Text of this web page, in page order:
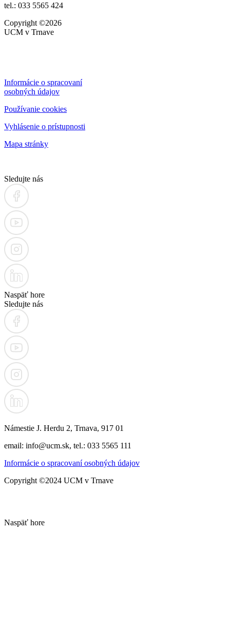
tel.: 033 5565 424
Copyright ©2026
UCM v Trnave
Informácie o spracovaní
osobných údajov
Používanie cookies
Vyhlásenie o prístupnosti
Mapa stránky
Sledujte nás
Naspäť hore
Sledujte nás
Námestie J. Herdu 2, Trnava, 917 01
email: info@ucm.sk, tel.: 033 5565 111
Informácie o spracovaní osobných údajov
Copyright ©2024 UCM v Trnave
Naspäť hore